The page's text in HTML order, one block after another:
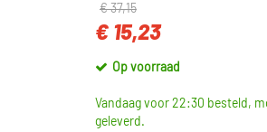
€ 37,15
€ 15,23
Op voorraad
Vandaag voor 22:30 besteld,
geleverd.